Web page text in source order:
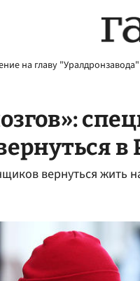
на главу "Уралдронзавода"
в
вернуться жить